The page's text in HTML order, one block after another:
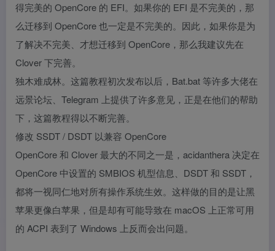
得完美的 OpenCore 的 EFI。如果你的 EFI 是不完美的，那
么迁移到 OpenCore 也一定是不完美的。因此，如果你是为
了解决不完美、才想迁移到 OpenCore，那么我建议先在
Clover 下完善。
独木难成林。这篇教程初次发布以后，Bat.bat 等许多大佬在
远景论坛、Telegram 上提供了许多意见，正是在他们的帮助
下，这篇教程得以不断完善。
修改 SSDT / DSDT 以兼容 OpenCore
OpenCore 和 Clover 最大的不同之一是，acidanthera 决定在
OpenCore 中设置的 SMBIOS 机型信息、DSDT 和 SSDT，
都将一视同仁地对所有操作系统生效。这样做的目的是让黑
苹果更像白苹果，但是却有可能导致在 macOS 上正常可用
的 ACPI 表到了 Windows 上反而会出问题。